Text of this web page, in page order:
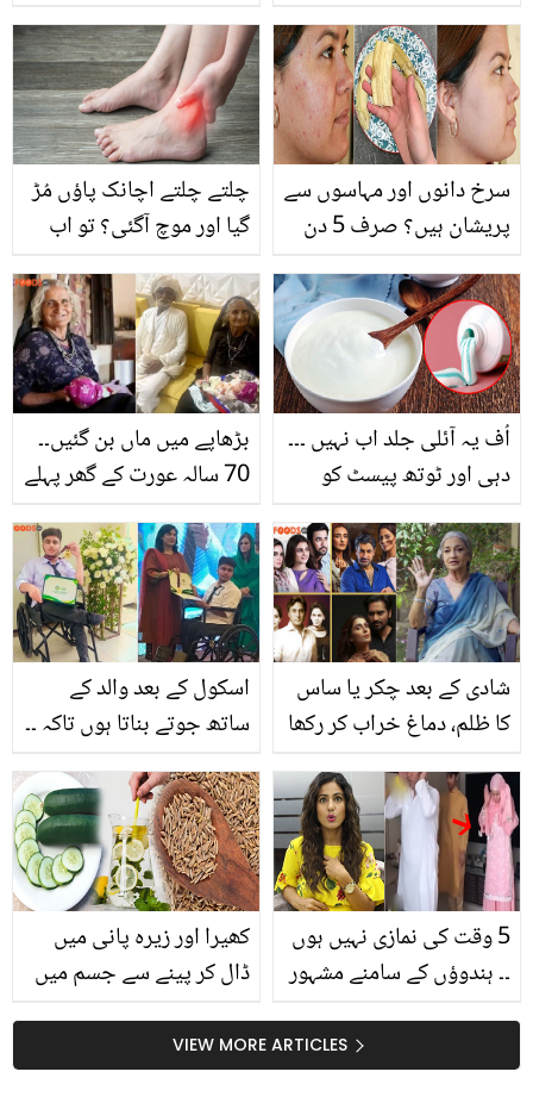
پھینک دیے جانے والے
لیموں کے چھلکوں کے
حیرت انگیز استعمال
کا پانی ٹھنڈا کیسے کیا
جائے؟ آسان طریقہ جو
ہمیشہ کام آئے
چلتے چلتے اچانک پاؤں مُڑ
گیا اور موچ آگئی؟ تو اب
نسخے آزمائیں موچ کے درد
سے نجات پائیں
سرخ دانوں اور مہاسوں سے
پریشان ہیں؟ صرف 5 دن
استعمال کریں اور کمال
دیکھیں
بڑھاپے میں ماں بن گئیں۔۔
70 سالہ عورت کے گھر پہلے
ممکن ہوئی؟
اُف یہ آئلی جلد اب نہیں ۔۔۔
دہی اور ٹوتھ پیسٹ کو
پر لگائیں اور آئلی جلد کی
چھٹی کریں وہ بھی منٹوں
میں
اسکول کے بعد والد کے
ساتھ جوتے بناتا ہوں تاکہ ۔۔
میٹرک میں پنجاب بھر میں
پہلی پوزیشن حاصل کرلی
شادی کے بعد چکر یا ساس
کا ظلم، دماغ خراب کر رکھا
کرمانی کا پاکستانی ڈراموں
پر دوٹوک بیان
کھیرا اور زیرہ پانی میں
ڈال کر پینے سے جسم میں
کے بعد آپ بھی یہ نسخہ
ضرور آزمائیں گے
5 وقت کی نمازی نہیں ہوں
۔۔ ہندوؤں کے سامنے مشہور
نماز سے متعلق بڑی بات
کیوں کہہ دی؟ دیکھیے
VIEW MORE ARTICLES